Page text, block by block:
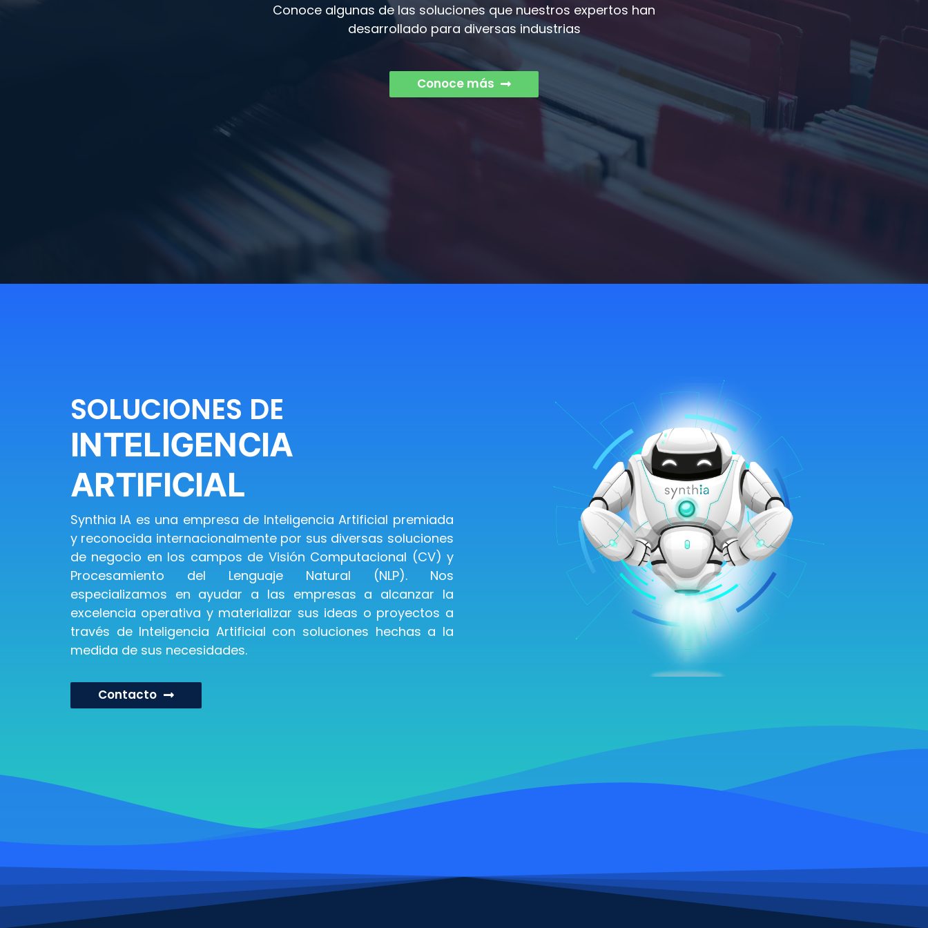
Conoce algunas de las soluciones que nuestros expertos han
desarrollado para diversas industrias
Conoce más
SOLUCIONES DE
INTELIGENCIA
ARTIFICIAL
Synthia IA es una empresa de Inteligencia Artificial premiada
y reconocida internacionalmente por sus diversas soluciones
de negocio en los campos de Visión Computacional (CV) y
Procesamiento del Lenguaje Natural (NLP). Nos
especializamos en ayudar a las empresas a alcanzar la
excelencia operativa y materializar sus ideas o proyectos a
través de Inteligencia Artificial con soluciones hechas a la
medida de sus necesidades.
Contacto